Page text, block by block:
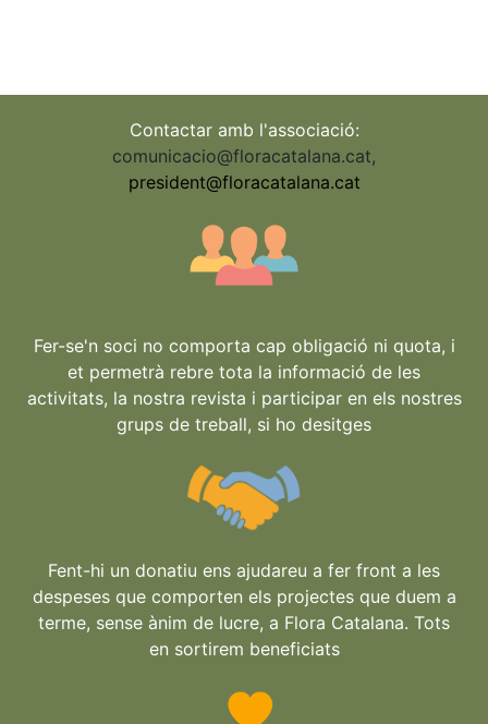
Contactar amb l'associació:
comunicacio@floracatalana.cat,
president@floracatalana.cat
Fer-se'n soci no comporta cap obligació ni quota, i
et permetrà rebre tota la informació de les
activitats, la nostra revista i participar en els nostres
grups de treball, si ho desitges
Fent-hi un donatiu ens ajudareu a fer front a les
despeses que comporten els projectes que duem a
terme, sense ànim de lucre, a Flora Catalana. Tots
en sortirem beneficiats